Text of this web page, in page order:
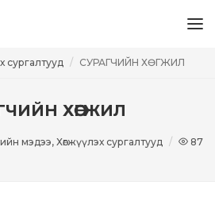
сургалтууд CУРАГЧИЙН ХӨГЖИЛ
ХӨГЖИЛ
мэдээ, Хөгжүүлэх сургалтууд 877